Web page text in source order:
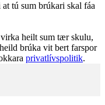
tú sum brúkari skal fáa
heilt sum tær skulu,
brúka vit bert farspor
privatlívspolitik.